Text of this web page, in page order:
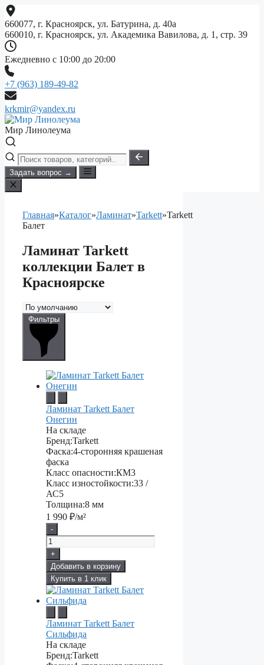
Перейти
к
содержимому
660077, г. Красноярск, ул. Батурина, д. 40а
660010, г. Красноярск, ул. Академика Вавилова, д. 1, стр. 39
Ежедневно с 10:00 до 20:00
+7 (963) 189-49-82
krkmir@yandex.ru
Мир Линолеума
Задать вопрос →
Главная»Каталог»Ламинат»Tarkett»Tarkett
Балет
Ламинат Tarkett
коллекции Балет в
Красноярске
Фильтры
Ламинат Tarkett Балет
Онегин
На складе
Бренд:Tarkett
Фаска:4-сторонняя крашеная
фаска
Класс опасности:КМ3
Класс изностойкости:33 /
АС5
Толщина:8 мм
1 990 ₽/м²
-
+
Добавить в корзину
Купить в 1 клик
Ламинат Tarkett Балет
Сильфида
На складе
Бренд:Tarkett